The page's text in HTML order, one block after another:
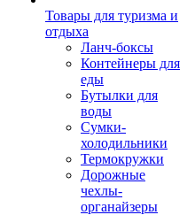
Товары для туризма и
отдыха
Ланч-боксы
Контейнеры для
еды
Бутылки для
воды
Сумки-
холодильники
Термокружки
Дорожные
чехлы-
органайзеры